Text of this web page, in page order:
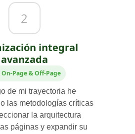
2
integral
avanzada
On-Page & Off-Page
de mi trayectoria he
las metodologías críticas
la arquitectura
páginas y expandir su